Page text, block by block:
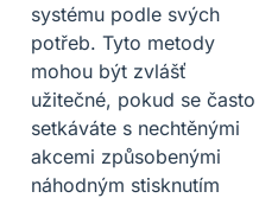
systému podle svých
potřeb. Tyto metody
mohou být zvlášť
užitečné, pokud se často
setkáváte s nechtěnými
akcemi způsobenými
náhodným stisknutím